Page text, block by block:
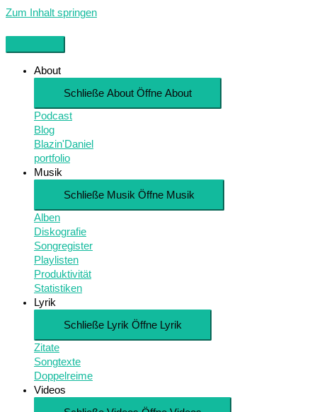
Zum Inhalt springen
About
Schließe About Öffne About
Podcast
Blog
Blazin'Daniel
portfolio
Musik
Schließe Musik Öffne Musik
Alben
Diskografie
Songregister
Playlisten
Produktivität
Statistiken
Lyrik
Schließe Lyrik Öffne Lyrik
Zitate
Songtexte
Doppelreime
Videos